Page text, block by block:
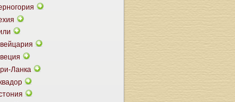
Ланка